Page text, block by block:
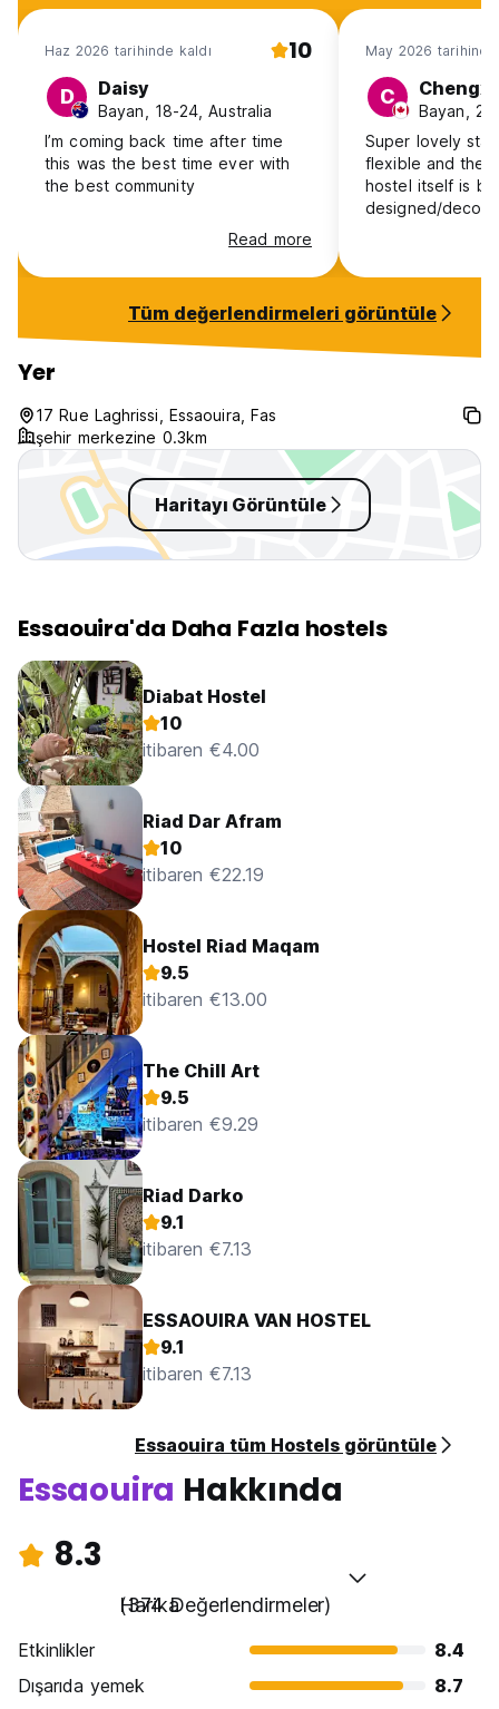
Haz 2026 tarihinde kaldı 10
D Daisy
Bayan, 18-24, Australia
I’m coming back time after time
this was the best time ever with
the best community
Read more
May 2026 tarihinde
C Chengxi
Bayan,
Super lovely
flexible and
hostel itself is
designed/
are very clean
especially since
Tüm değerlendirmeleri görüntüle
Yer
17 Rue Laghrissi, Essaouira, Fas
şehir merkezine 0.3km
Haritayı Görüntüle
Essaouira'da Daha Fazla hostels
Diabat Hostel
10
itibaren €4.00
Riad Dar Afram
10
itibaren €22.19
Hostel Riad Maqam
9.5
itibaren €13.00
The Chill Art
9.5
itibaren €9.29
Riad Darko
9.1
itibaren €7.13
ESSAOUIRA VAN HOSTEL
9.1
itibaren €7.13
Essaouira tüm Hostels görüntüle
Essaouira Hakkında
8.3
Harika
(374 Değerlendirmeler)
Etkinlikler
8.4
Dışarıda yemek
8.7